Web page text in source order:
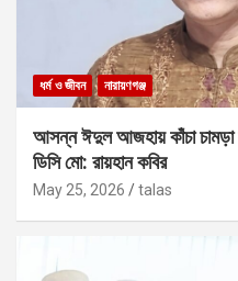
ধর্ম ও জীবন নারায়ণগঞ্জ
আসন্ন ঈদুল আজহায় কাঁচা চামড়া
ডিসি মো: রায়হান কবির
May 25, 2026 talas